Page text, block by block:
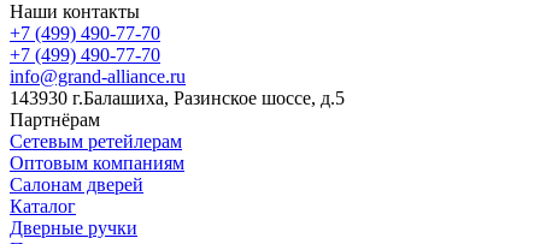
Наши контакты
+7 (499) 490-77-70
+7 (499) 490-77-70
info@grand-alliance.ru
143930 г.Балашиха, Разинское шоссе, д.5
Партнёрам
Сетевым ретейлерам
Оптовым компаниям
Салонам дверей
Каталог
Дверные ручки